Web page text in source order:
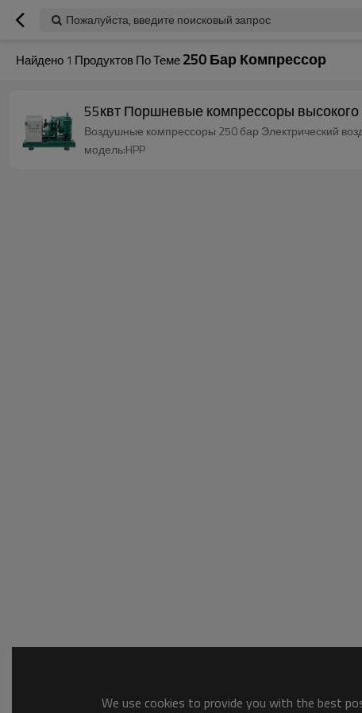
Пожалуйста, введите поисковый запрос
Найдено 1 Продуктов По Теме250 Бар Компрессор
55квт Поршневые компрессоры
Воздушные компрессоры 250 бар Электрический
модель:HPP
We use cookies to provide you with the best